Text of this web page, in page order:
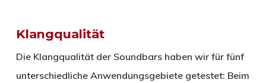
Klangqualität
Die Klangqualität der Soundbars haben wir für fünf
unterschiedliche Anwendungsgebiete getestet: Beim